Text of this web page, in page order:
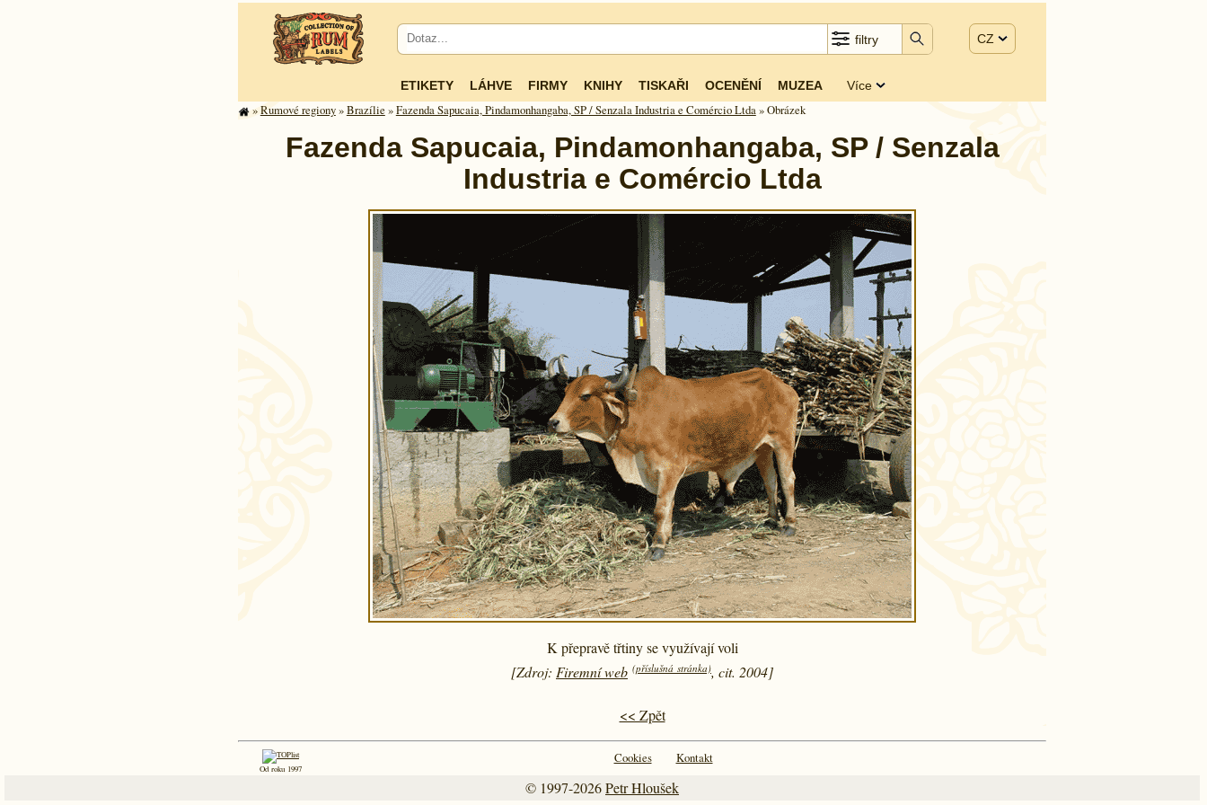
filtry CZ
ETIKETY LÁHVE FIRMY KNIHY TISKAŘI OCENĚNÍ MUZEA Více
»Rumové regiony»Brazílie »Fazenda Sapucaia, Pindamonhangaba, SP / Senzala Industria e Comércio Ltda» Obrázek
Fazenda Sapucaia, Pindamonhangaba, SP / Senzala
Industria e Comércio Ltda
K přepravě třtiny se využívají voli
[Zdroj: Firemní web (příslušná stránka), cit. 2004]
<< Zpět
Od roku 1997
Cookies Kontakt
© 1997-2026Petr Hloušek